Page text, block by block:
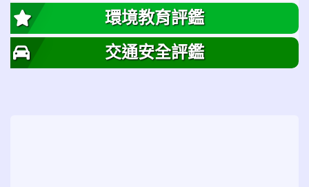
環境教育評鑑
交通安全評鑑